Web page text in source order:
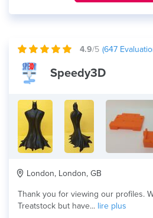
4.9/5 (647
Speedy3D
London, London, GB
Thank you for viewing our profiles.
Treatstock but have... lire plus